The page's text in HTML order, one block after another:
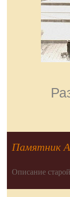
Памятник
Описание